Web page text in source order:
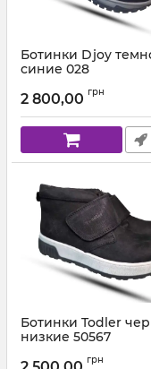
Ботинки Djoy
синие 028
2 800,00 грн
Ботинки Todler
низкие 50567
грн